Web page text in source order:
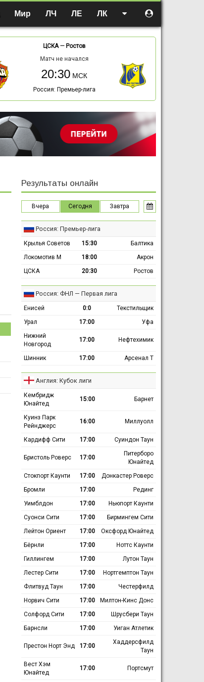
Мир ЛЧ ЛЕ ЛК
ЦСКА— Ростов
Матч не начался
20:30
Россия: Премьер-лига
Результаты онлайн
Вчера Сегодня Завтра
Россия: Премьер-лига
Крылья Советов 15:30
Балтика
Локомотив М
18:00
Акрон
ЦСКА
20:30 Ростов
Россия: ФНЛ — Первая лига
Енисей 0:0
Текстильщик
Урал
17:00
Уфа
Нижний
Новгород
17:00 Нефтехимик
Шинник 17:00 Арсенал Т
Англия: Кубок лиги
Кембридж
Юнайтед
15:00 Барнет
Куинз Парк
Рейнджерс
16:00 Миллуолл
Кардифф Сити 17:00 Суиндон Таун
Бристоль Роверс 17:00
Питерборо
Юнайтед
Стокпорт Каунти
17:00
Донкастер Роверс
Бромли
17:00
Рединг
Уимблдон
17:00
Ньюпорт Каунти
Суонси Сити
17:00
Бирмингем Сити
Лейтон Ориент
17:00
Оксфорд Юнайтед
Бёрнли
17:00
Ноттс Каунти
Гиллингем
17:00
Лутон Таун
Лестер Сити
17:00
Нортгемптон Таун
Флитвуд Таун
17:00
Честерфилд
Норвич Сити
17:00
Милтон-Кинс Донс
Солфорд Сити
17:00
Шрусбери Таун
Барнсли
17:00 Уиган Атлетик
Престон Норт Энд 17:00
Хаддерсфилд
Таун
Вест Хэм
Юнайтед
17:00 Портсмут